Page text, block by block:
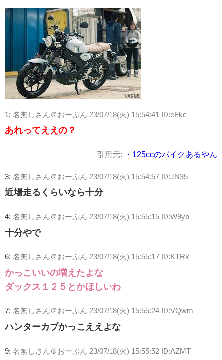
1: 名無しさん＠おーぷん 23/07/18(火) 15:54:41 ID:eFkc
あれってええの？
引用元: ・125ccのバイクあるやん
3: 名無しさん＠おーぷん 23/07/18(火) 15:54:57 ID:JN35
近場走るくらいなら十分
4: 名無しさん＠おーぷん 23/07/18(火) 15:55:15 ID:W9yb
十分やで
6: 名無しさん＠おーぷん 23/07/18(火) 15:55:17 ID:KTRk
かっこいいの増えたよな
ダックス１２５とかほしいわ
7: 名無しさん＠おーぷん 23/07/18(火) 15:55:24 ID:VQwm
ハンターカブかっこええよな
9: 名無しさん＠おーぷん 23/07/18(火) 15:55:52 ID:AZMT